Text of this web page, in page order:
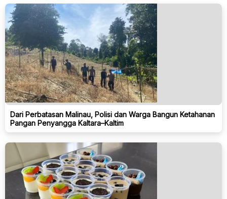
Dari Perbatasan Malinau, Polisi dan Warga Bangun Ketahanan
Pangan Penyangga Kaltara–Kaltim